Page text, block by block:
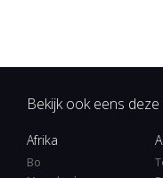
Bekijk ook eens
Afrika
Bo